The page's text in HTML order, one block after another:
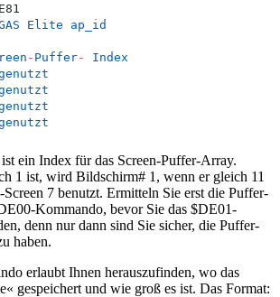
Elite
ap_id
- Puffer-
Index
ein Index für das Screen-Puffer-Array.
1 ist, wird Bildschirm# 1, wenn er gleich 11
7 benutzt. Ermitteln Sie erst die Puffer-
Kommando, bevor Sie das $DE01-
denn nur dann sind Sie sicher, die Puffer-
haben.
erlaubt Ihnen herauszufinden, wo das
gespeichert und wie groß es ist. Das Format: